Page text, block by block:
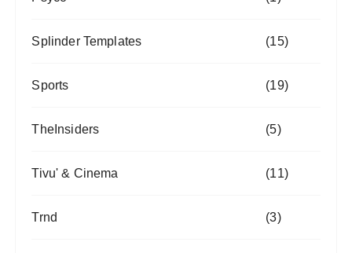
Splinder Templates (15)
Sports (19)
TheInsiders (5)
Tivu' & Cinema (11)
Trnd (3)